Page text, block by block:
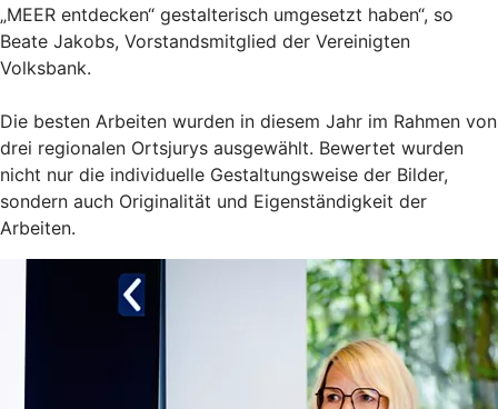
„MEER entdecken“ gestalterisch umgesetzt haben“, so
Beate Jakobs, Vorstandsmitglied der Vereinigten
Volksbank.
Die besten Arbeiten wurden in diesem Jahr im Rahmen von
drei regionalen Ortsjurys ausgewählt. Bewertet wurden
nicht nur die individuelle Gestaltungsweise der Bilder,
sondern auch Originalität und Eigenständigkeit der
Arbeiten.